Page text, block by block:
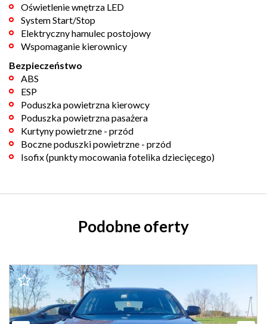
Oświetlenie wnętrza LED
System Start/Stop
Elektryczny hamulec postojowy
Wspomaganie kierownicy
Bezpieczeństwo
ABS
ESP
Poduszka powietrzna kierowcy
Poduszka powietrzna pasażera
Kurtyny powietrzne - przód
Boczne poduszki powietrzne - przód
Isofix (punkty mocowania fotelika dziecięcego)
Podobne oferty